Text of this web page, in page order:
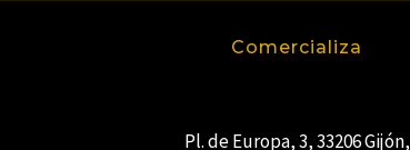
Comercializa
Pl. de Europa, 3, 33206 Gijón,